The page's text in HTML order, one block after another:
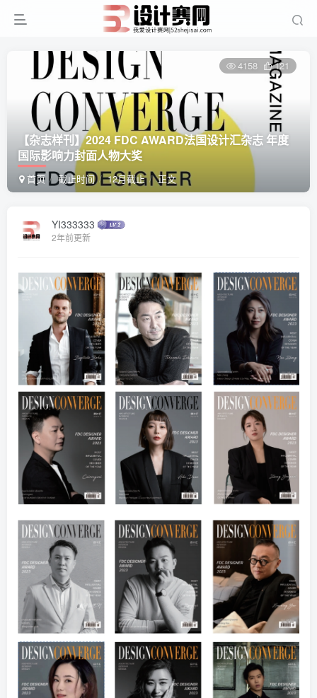
【杂志样刊】2024 FDC AWARD法国设计汇杂志 年度
国际影响力封面人物大奖
首页 截止时间 12月截止 正文
4158 121
YI333333
2年前更新